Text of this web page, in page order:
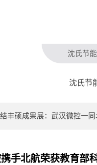
沈氏节能
沈氏节
丰硕成果展：武汉微控一
手北航荣获教育部